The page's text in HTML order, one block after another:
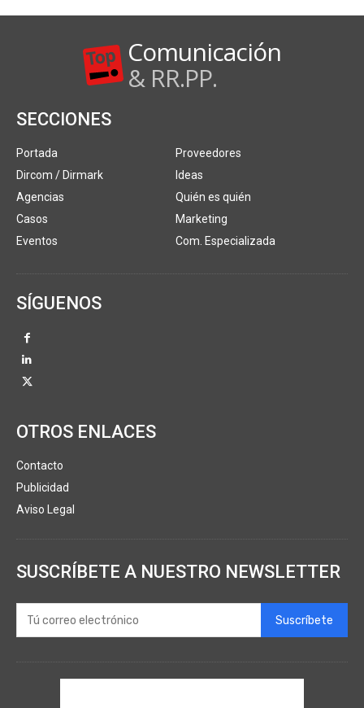
Comunicación
& RR.PP.
SECCIONES
Portada
Dircom / Dirmark
Agencias
Casos
Eventos
Proveedores
Ideas
Quién es quién
Marketing
Com. Especializada
SÍGUENOS
OTROS ENLACES
Contacto
Publicidad
Aviso Legal
SUSCRÍBETE A NUESTRO NEWSLETTER
Suscríbete